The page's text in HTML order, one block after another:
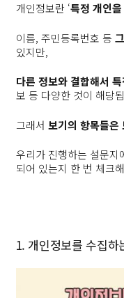
개인정보란 ‘특정 개인
이름, 주민등록번호 등
있지만,
다른 정보와 결합해서
보 등 다양한 것이 해당
그래서 보기의 항목들은
우리가 진행하는 설문지
되어 있는지 한 번 체크
1. 개인정보를 수집